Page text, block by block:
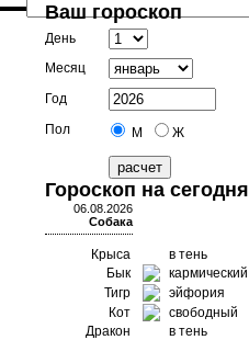
Ваш гороскоп
День
Месяц
Год
Пол
М Ж
Гороскоп на сегодня
06.08.2026
Собака
Крыса
в тень
Бык
кармический
Тигр
эйфория
Кот
свободный
Дракон
в тень